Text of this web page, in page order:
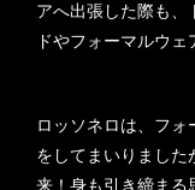
アへ出張した際も、
ドやフォーマルウェ
ロッソネロは、フ
をしてまいりました
来！身も引き締まる